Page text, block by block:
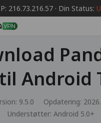
216.73.216.57 · Din Status:
til Android
9.5.0
Opdatering:
Understøtter: Android 5.0+